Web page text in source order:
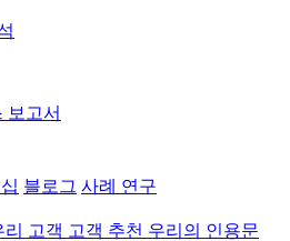
보고서
블로그 사례 연구
리 고객 고객 추천 우리의 인용문